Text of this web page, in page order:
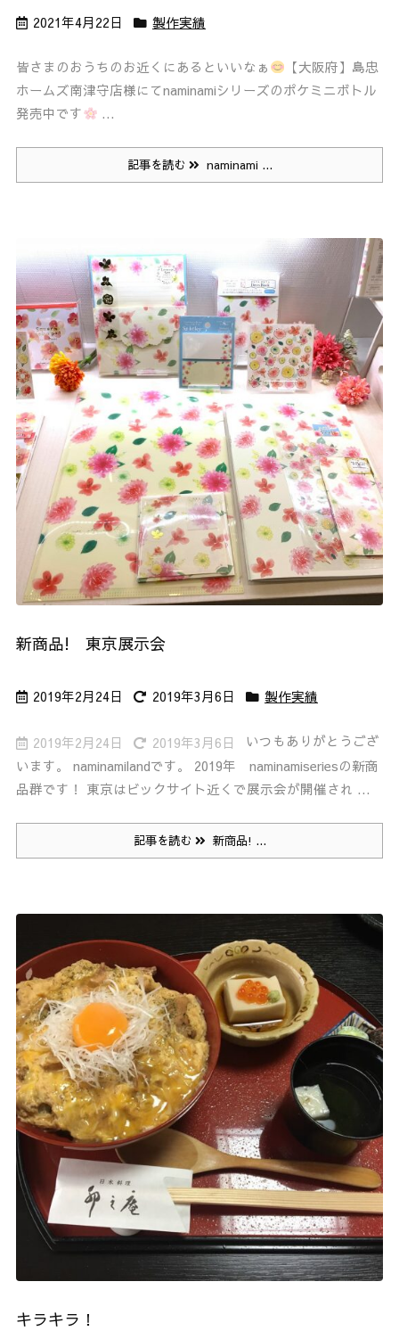
2021年4月22日 製作実績
皆さまのおうちのお近くにあるといいなぁ
【大阪府】島忠
ホームズ南津守店様にてnaminamiシリーズのポケミニボトル
発売中です
...
記事を読む naminami ...
新商品! 東京展示会
2019年2月24日 2019年3月6日 製作実績
2019年2月24日 2019年3月6日
いつもありがとうござ
います。 naminamilandです。 2019年 naminamiseriesの新商
品群です！ 東京はビックサイト近くで展示会が開催され ...
記事を読む 新商品! ...
キラキラ！